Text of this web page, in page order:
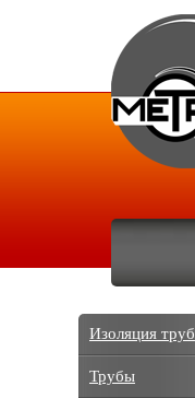
Изоляция труб
Трубы